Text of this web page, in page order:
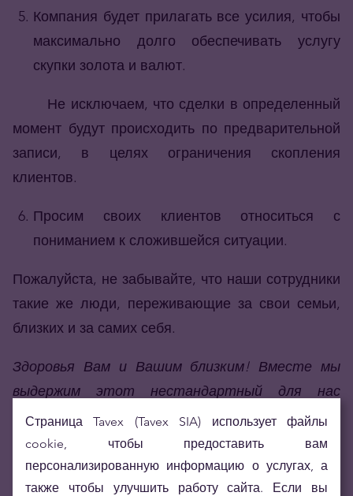
Компания будет прилагать все усилия, чтобы
максимально долго обеспечивать услугу
скупки золота и валют.
Не исключаем, что сделки в определенный
момент будут происходить по предварительной
записи, в целях ограничения скопления
клиентов.
Просим своих клиентов относиться с
пониманием к сложившейся ситуации.
Пожалуйста, не забывайте, что наши сотрудники
такие же люди, переживающие за свои семьи,
близких и за самих себя.
Здоровья Вам и Вашим близким! Вместе мы
выдержим этот нестандартный для нас
период и все наверняка вернется в привычное
нам русло.
Команда Tavex.
Страница Tavex (Tavex SIA) использует файлы
cookie, чтобы предоставить вам
персонализированную информацию о услугах, а
также чтобы улучшить работу сайта. Если вы